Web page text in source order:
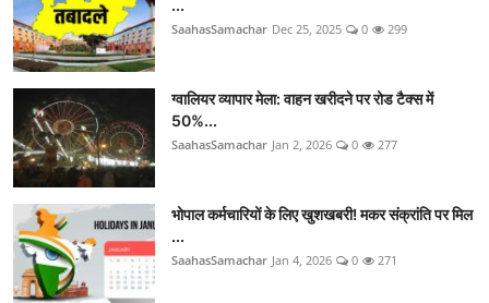
...
SaahasSamachar Dec 25, 2025 0 299
ग्वालियर व्यापार मेला: वाहन खरीदने पर रोड टैक्स में
50%...
SaahasSamachar Jan 2, 2026 0 277
भोपाल कर्मचारियों के लिए खुशखबरी! मकर संक्रांति पर मिल
...
SaahasSamachar Jan 4, 2026 0 271